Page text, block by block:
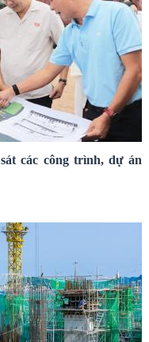
các công trình, dự án